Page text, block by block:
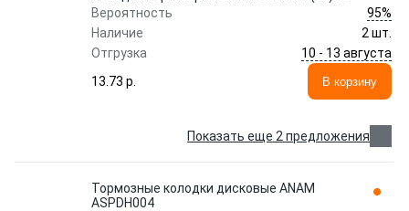
Вероятность
95%
Наличие
2 шт.
Отгрузка
10 - 13 августа
13.73 p.
В корзину
Показать еще 2 предложения
Тормозные колодки дисковые ANAM
ASPDH004